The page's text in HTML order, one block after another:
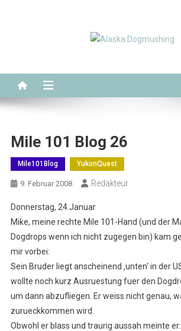
Mile 101 Blog 26
Mile101Blog YukonQuest
9. Februar 2008 Redakteur
Donnerstag, 24.Januar
Mike, meine rechte Mile 101-Hand (und der
Dogdrops wenn ich nicht zugegen bin) kam
mir vorbei:
Sein Bruder liegt anscheinend ‚unten‘ in der
wollte noch kurz Ausruestung fuer den
um dann abzufliegen. Er weiss nicht genau,
zurueckkommen wird.
Obwohl er blass und traurig aussah meinte er: